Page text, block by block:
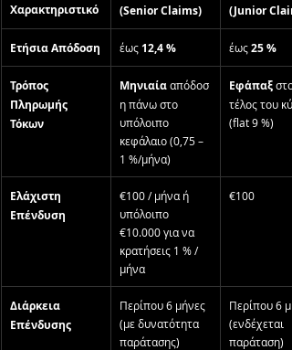
Χαρακτηριστικό
(Senior Claims)
(Junior
Ετήσια Απόδοση έως 12,4 % έως 25 %
Τρόπος
Πληρωμής
Τόκων
Μηνιαία απόδοσ
η πάνω στο
υπόλοιπο
κεφάλαιο (0,75 –
1 %/μήνα)
Εφάπαξ στο
τέλος του
(flat 9 %)
Ελάχιστη
Επένδυση
€100 / μήνα ή
υπόλοιπο
€10.000 για να
κρατήσεις 1 % /
μήνα
€100
Διάρκεια
Επένδυσης
Περίπου 6 μήνες
(με δυνατότητα
παράτασης)
Περίπου 6
(ενδέχεται
παράταση)